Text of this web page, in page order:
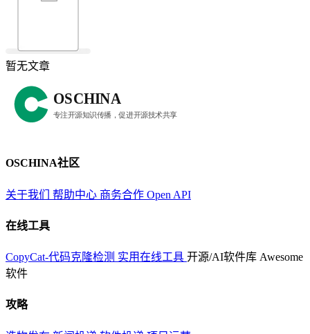
暂无文章
OSCHINA社区
关于我们 帮助中心 商务合作 Open API
在线工具
CopyCat-代码克隆检测 实用在线工具 开源/AI软件库 Awesome
软件
攻略